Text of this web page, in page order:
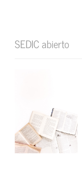
SEDIC abierto